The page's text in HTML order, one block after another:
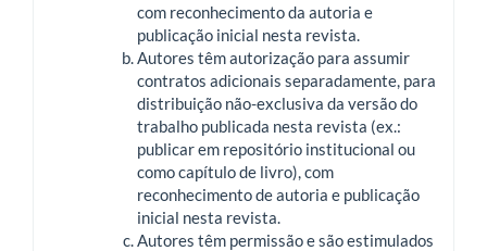
com reconhecimento da autoria e
publicação inicial nesta revista.
Autores têm autorização para assumir
contratos adicionais separadamente, para
distribuição não-exclusiva da versão do
trabalho publicada nesta revista (ex.:
publicar em repositório institucional ou
como capítulo de livro), com
reconhecimento de autoria e publicação
inicial nesta revista.
Autores têm permissão e são estimulados